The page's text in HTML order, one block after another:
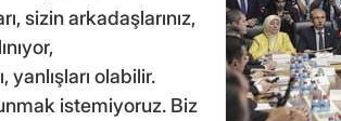
sizin arkadaşlarınız,
yanlışları olabilir.
istemiyoruz. Biz